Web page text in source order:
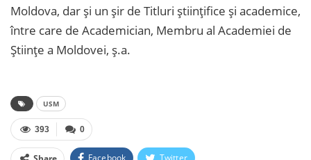
Moldova, dar și un șir de Titluri științifice și academice,
între care de Academician, Membru al Academiei de
Științe a Moldovei, ș.a.
USM
0
393
Facebook Twitter